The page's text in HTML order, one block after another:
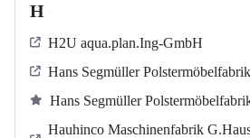
H
H2U aqua.plan.Ing-GmbH
Hans Segmüller
Hans Segmüller
Hauhinco Maschinenfabrik